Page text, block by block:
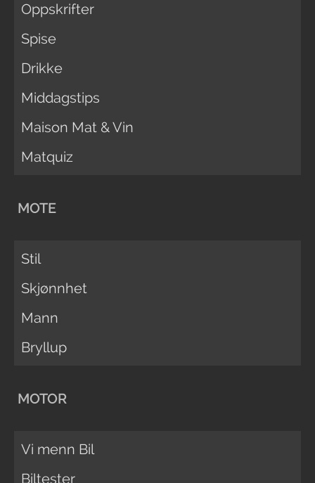
Oppskrifter
Spise
Drikke
Middagstips
Maison Mat & Vin
Matquiz
MOTE
Stil
Skjønnhet
Mann
Bryllup
MOTOR
Vi menn Bil
Biltester